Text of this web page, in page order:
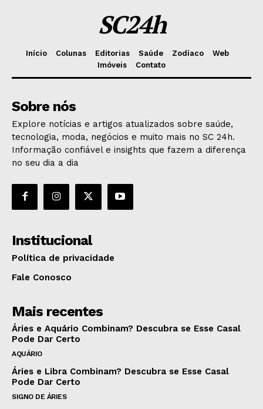
SC24h
Início Colunas Editorias Saúde Zodíaco
Web
Imóveis
Contato
Sobre nós
Explore notícias e artigos atualizados sobre saúde,
tecnologia, moda, negócios e muito mais no SC 24h.
Informação confiável e insights que fazem a diferença
no seu dia a dia
Institucional
Política de privacidade
Fale Conosco
Mais recentes
Áries e Aquário Combinam? Descubra se Esse Casal
Pode Dar Certo
AQUÁRIO
Áries e Libra Combinam? Descubra se Esse Casal
Pode Dar Certo
SIGNO DE ÁRIES